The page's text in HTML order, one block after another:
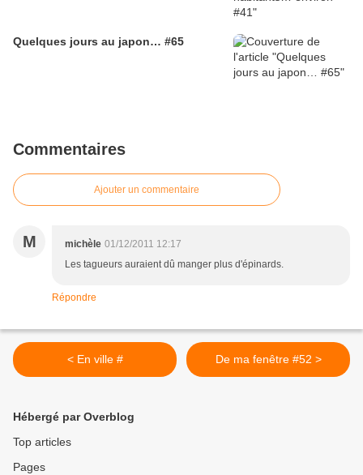
Quelques jours au japon… #65
Commentaires
Ajouter un commentaire
M michèle 01/12/2011 12:17
Les tagueurs auraient dû manger plus d'épinards.
Répondre
< En ville # De ma fenêtre #52 >
Hébergé par Overblog
Top articles
Pages